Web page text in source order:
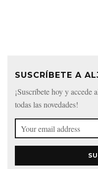
SUSCRÍBETE A
¡Suscríbete hoy y accede
todas las novedades!